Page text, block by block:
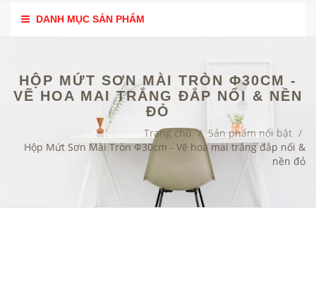
DANH MỤC SẢN PHẨM
HỘP MỨT SƠN MÀI TRÒN Φ30CM -
VẼ HOA MAI TRẮNG ĐẮP NỔI & NỀN
ĐỎ
Trang chủ / Sản phẩm nổi bật /
Hộp Mứt Sơn Mài Tròn Φ30cm - Vẽ hoa mai trắng đắp nổi &
nền đỏ